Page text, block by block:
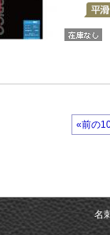
«前の
名